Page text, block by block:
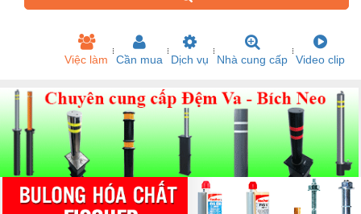
Việc làm Cần mua Dịch vụ Nhà cung cấp Video clip